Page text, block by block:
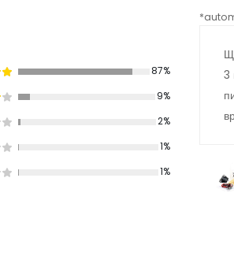
87%
9%
2%
1%
1%
3